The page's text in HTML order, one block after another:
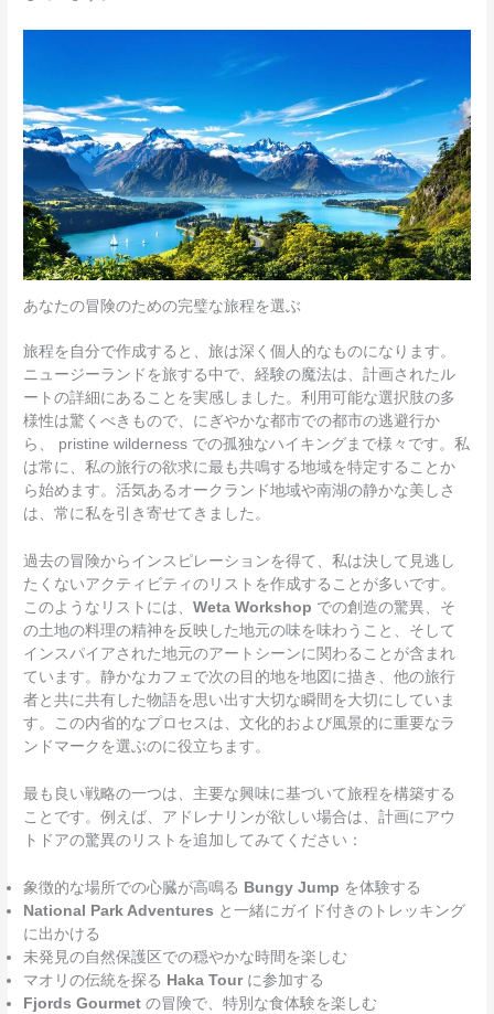
あなたの冒険のための完璧な旅程を選ぶ
旅程を自分で作成すると、旅は深く個人的なものになります。
ニュージーランドを旅する中で、経験の魔法は、計画されたル
ートの詳細にあることを実感しました。利用可能な選択肢の多
様性は驚くべきもので、にぎやかな都市での都市の逃避行か
ら、 pristine wilderness での孤独なハイキングまで様々です。私
は常に、私の旅行の欲求に最も共鳴する地域を特定することか
ら始めます。活気あるオークランド地域や南湖の静かな美しさ
は、常に私を引き寄せてきました。
過去の冒険からインスピレーションを得て、私は決して見逃し
たくないアクティビティのリストを作成することが多いです。
このようなリストには、Weta Workshop での創造の驚異、そ
の土地の料理の精神を反映した地元の味を味わうこと、そして
インスパイアされた地元のアートシーンに関わることが含まれ
ています。静かなカフェで次の目的地を地図に描き、他の旅行
者と共に共有した物語を思い出す大切な瞬間を大切にしていま
す。この内省的なプロセスは、文化的および風景的に重要なラ
ンドマークを選ぶのに役立ちます。
最も良い戦略の一つは、主要な興味に基づいて旅程を構築する
ことです。例えば、アドレナリンが欲しい場合は、計画にアウ
トドアの驚異のリストを追加してみてください：
象徴的な場所での心臓が高鳴る Bungy Jump を体験する
National Park Adventures と一緒にガイド付きのトレッキング
に出かける
未発見の自然保護区での穏やかな時間を楽しむ
マオリの伝統を探る Haka Tourに参加する
Fjords Gourmet の冒険で、特別な食体験を楽しむ